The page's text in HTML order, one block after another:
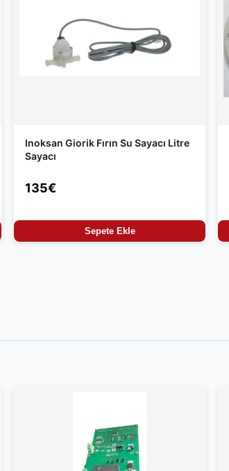
Inoksan Giorik Fırın Su Sayacı Litre
Sayacı
135€
Sepete Ekle